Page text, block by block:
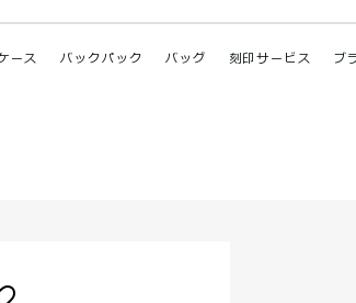
ース バックパック バッグ 刻印サービス ブ